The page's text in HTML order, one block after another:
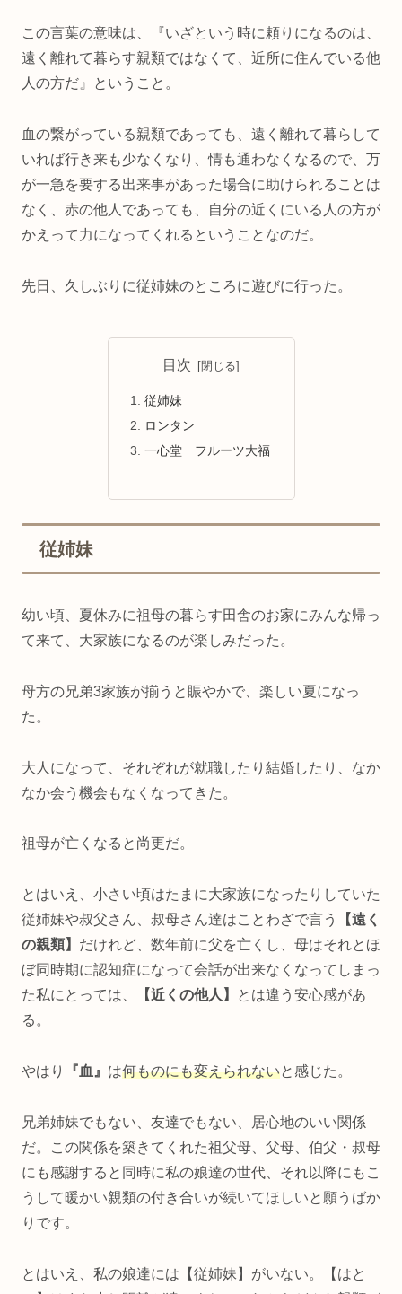
この言葉の意味は、『いざという時に頼りになるのは、
遠く離れて暮らす親類ではなくて、近所に住んでいる他
人の方だ』ということ。
血の繋がっている親類であっても、遠く離れて暮らして
いれば行き来も少なくなり、情も通わなくなるので、万
が一急を要する出来事があった場合に助けられることは
なく、赤の他人であっても、自分の近くにいる人の方が
かえって力になってくれるということなのだ。
先日、久しぶりに従姉妹のところに遊びに行った。
目次
従姉妹
ロンタン
一心堂 フルーツ大福
従姉妹
幼い頃、夏休みに祖母の暮らす田舎のお家にみんな帰っ
て来て、大家族になるのが楽しみだった。
母方の兄弟3家族が揃うと賑やかで、楽しい夏になっ
た。
大人になって、それぞれが就職したり結婚したり、なか
なか会う機会もなくなってきた。
祖母が亡くなると尚更だ。
とはいえ、小さい頃はたまに大家族になったりしていた
従姉妹や叔父さん、叔母さん達はことわざで言う
【遠く
の親類】 だけれど、数年前に父を亡くし、母はそれとほ
ぼ同時期に認知症になって会話が出来なくなってしまっ
た私にとっては、
【近くの他人】
とは違う安心感があ
る。
やはり 『血』 は何ものにも変えられないと感じた。
兄弟姉妹でもない、友達でもない、居心地のいい関係
だ。この関係を築きてくれた祖父母、父母、伯父・叔母
にも感謝すると同時に私の娘達の世代、それ以降にもこ
うして暖かい親類の付き合いが続いてほしいと願うばか
りです。
とはいえ、私の娘達には【従姉妹】がいない。【はと